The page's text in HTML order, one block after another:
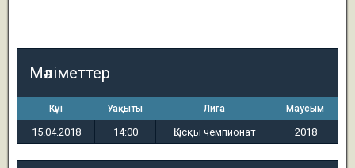
Мәліметтер
Күні Уақыты Лига Маусым
15.04.2018 14:00 Қысқы чемпионат 2018